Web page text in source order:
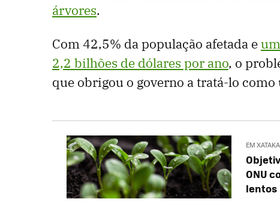
árvores.
Com 42,5% da população afetada e
2,2 bilhões de dólares por ano, o
que obrigou o governo a tratá-lo
EM
ONU
lentos